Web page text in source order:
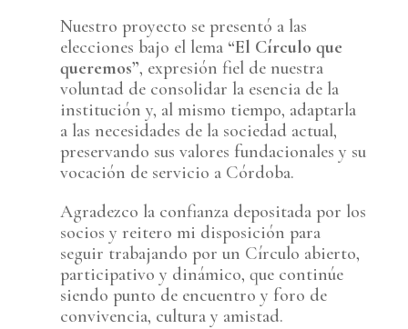
Nuestro proyecto se presentó a las
elecciones bajo el lema “El Círculo que
queremos”, expresión fiel de nuestra
voluntad de consolidar la esencia de la
institución y, al mismo tiempo, adaptarla
a las necesidades de la sociedad actual,
preservando sus valores fundacionales y su
vocación de servicio a Córdoba.
Agradezco la confianza depositada por los
socios y reitero mi disposición para
seguir trabajando por un Círculo abierto,
participativo y dinámico, que continúe
siendo punto de encuentro y foro de
convivencia, cultura y amistad.